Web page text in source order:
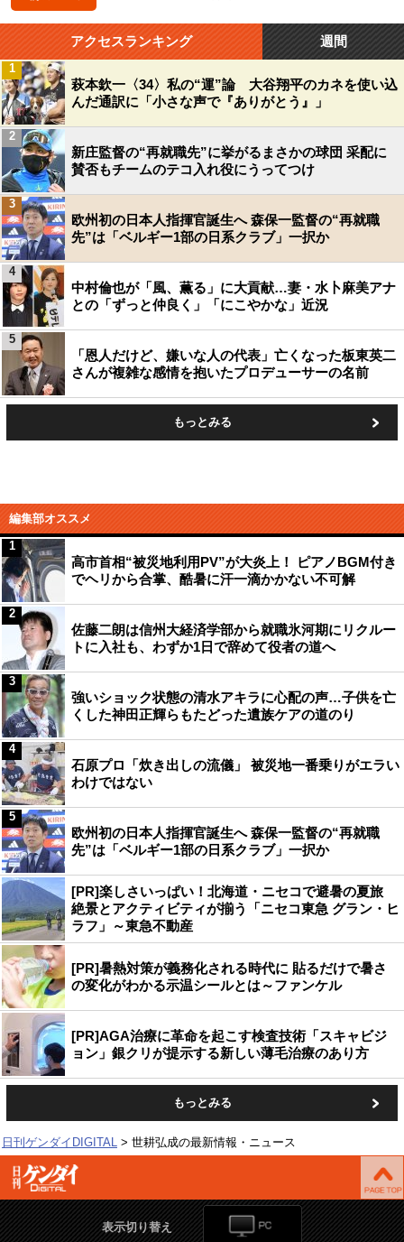
アクセスランキング 週間
萩本欽一〈34〉私の“運”論 大谷翔平のカネを使い込
んだ通訳に「小さな声で『ありがとう』」
1
新庄監督の“再就職先”に挙がるまさかの球団 采配に
賛否もチームのテコ入れ役にうってつけ
2
欧州初の日本人指揮官誕生へ 森保一監督の“再就職
先”は「ベルギー1部の日系クラブ」一択か
3
中村倫也が「風、薫る」に大貢献…妻・水卜麻美アナ
との「ずっと仲良く」「にこやかな」近況
4
「恩人だけど、嫌いな人の代表」亡くなった板東英二
さんが複雑な感情を抱いたプロデューサーの名前
5
もっとみる
編集部オススメ
高市首相“被災地利用PV”が大炎上！ ピアノBGM付き
でヘリから合掌、酷暑に汗一滴かかない不可解
1
佐藤二朗は信州大経済学部から就職氷河期にリクルー
トに入社も、わずか1日で辞めて役者の道へ
2
強いショック状態の清水アキラに心配の声…子供を亡
くした神田正輝らもたどった遺族ケアの道のり
3
石原プロ「炊き出しの流儀」 被災地一番乗りがエラい
わけではない
4
欧州初の日本人指揮官誕生へ 森保一監督の“再就職
先”は「ベルギー1部の日系クラブ」一択か
5
[PR]楽しさいっぱい！北海道・ニセコで避暑の夏旅
絶景とアクティビティが揃う「ニセコ東急 グラン・ヒ
ラフ」～東急不動産
[PR]暑熱対策が義務化される時代に 貼るだけで暑さ
の変化がわかる示温シールとは～ファンケル
[PR]AGA治療に革命を起こす検査技術「スキャビジ
ョン」銀クリが提示する新しい薄毛治療のあり方
もっとみる
日刊ゲンダイDIGITAL 世耕弘成の最新情報・ニュース
表示切り替え